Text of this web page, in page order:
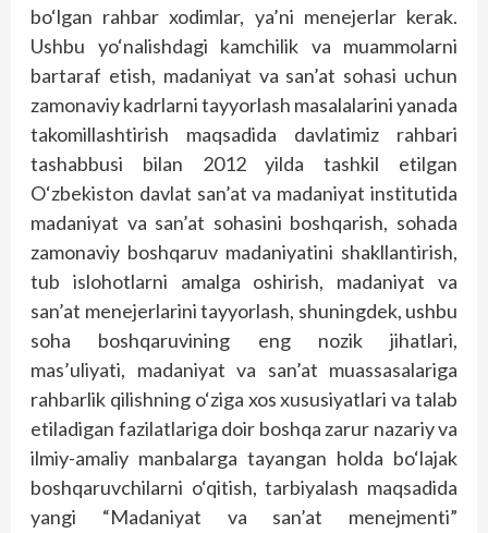
bo‘lgan rahbar xodimlar, ya’ni menejerlar kerak.
Ushbu yo‘nalishdagi kamchilik va muammolarni
bartaraf etish, madaniyat va san’at sohasi uchun
zamonaviy kadrlarni tayyorlash masalalarini yanada
takomillashtirish maqsadida davlatimiz rahbari
tashabbusi bilan 2012 yilda tashkil etilgan
O‘zbekiston davlat san’at va madaniyat institutida
madaniyat va san’at sohasini boshqarish, sohada
zamonaviy boshqaruv madaniyatini shakllantirish,
tub islohotlarni amalga oshirish, madaniyat va
san’at menejerlarini tayyorlash, shuningdek, ushbu
soha boshqaruvining eng nozik jihatlari,
mas’uliyati, madaniyat va san’at muassasalariga
rahbarlik qilishning o‘ziga xos xususiyatlari va talab
etiladigan fazilatlariga doir boshqa zarur nazariy va
ilmiy-amaliy manbalarga tayangan holda bo‘lajak
boshqaruvchilarni o‘qitish, tarbiyalash maqsadida
yangi “Madaniyat va san’at menejmenti”